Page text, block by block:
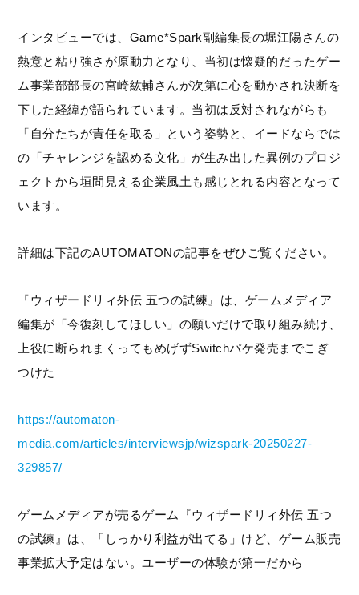
インタビューでは、Game*Spark副編集長の堀江陽さんの
熱意と粘り強さが原動力となり、当初は懐疑的だったゲー
ム事業部部長の宮崎紘輔さんが次第に心を動かされ決断を
下した経緯が語られています。当初は反対されながらも
「自分たちが責任を取る」という姿勢と、イードならでは
の「チャレンジを認める文化」が生み出した異例のプロジ
ェクトから垣間見える企業風土も感じとれる内容となって
います。
詳細は下記のAUTOMATONの記事をぜひご覧ください。
『ウィザードリィ外伝 五つの試練』は、ゲームメディア
編集が「今復刻してほしい」の願いだけで取り組み続け、
上役に断られまくってもめげずSwitchパケ発売までこぎ
つけた
https://automaton-
media.com/articles/interviewsjp/wizspark-20250227-
329857/
ゲームメディアが売るゲーム『ウィザードリィ外伝 五つ
の試練』は、「しっかり利益が出てる」けど、ゲーム販売
事業拡大予定はない。ユーザーの体験が第一だから